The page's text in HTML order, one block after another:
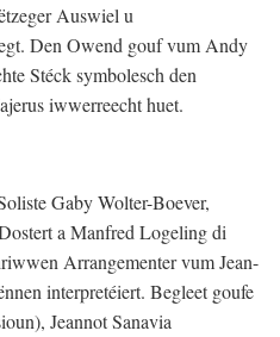
Auswiel u
Den Owend gouf vum Andy
Stéck symbolesch den
iwwerreecht huet.
Gaby Wolter-Boever,
a Manfred Logeling di
Arrangementer vum Jean-
interpretéiert. Begleet goufe
Jeannot Sanavia